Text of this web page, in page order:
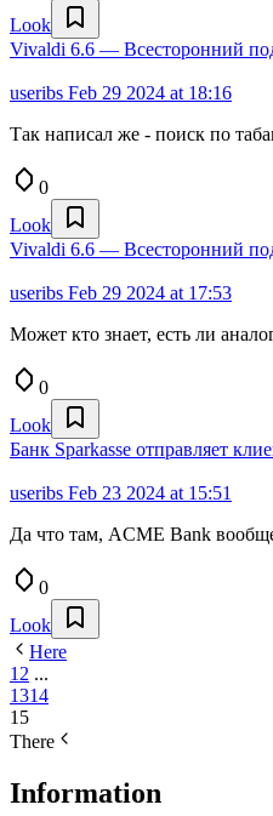
Look
Vivaldi 6.6 — Всесторонний
useribs Feb 29 2024 at 18:16
Так написал же - поиск по
0
Look
Vivaldi 6.6 — Всесторонний
useribs Feb 29 2024 at 17:53
Может кто знает, есть ли
0
Look
Банк Sparkasse отправляет
useribs Feb 23 2024 at 15:51
Да что там, ACME Bank
0
Look
Here
1 2 ...
1314
15
There
Information